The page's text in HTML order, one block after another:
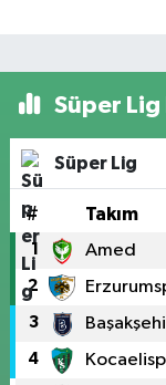
Süper Lig
Süper Lig
# Takım
1 Amed
2
3
4